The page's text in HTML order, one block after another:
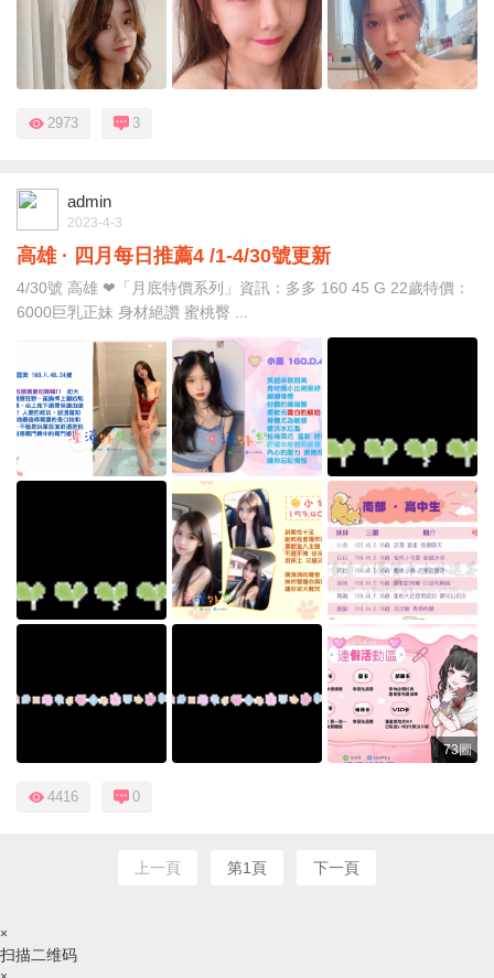
2973 3
admin
2023-4-3
高雄 · 四月每日推薦4 /1-4/30號更新
4/30號 高雄 ❤「月底特價系列」資訊：多多 160 45 G 22歲特價：
6000巨乳正妹 身材絕讚 蜜桃臀 ...
73圖
4416 0
上一頁 第1頁 下一頁
×
扫描二维码